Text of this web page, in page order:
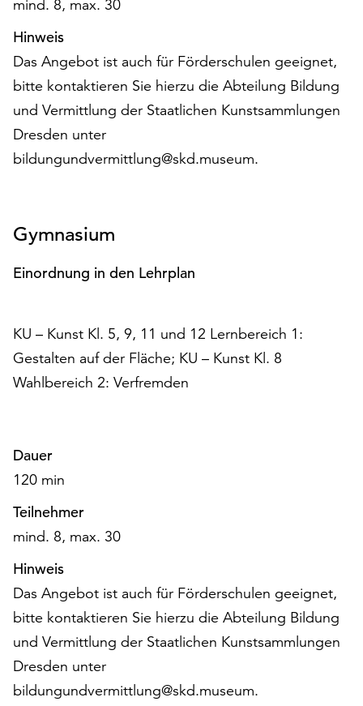
unserer
Datenschutzerklärung
oder
dem
Impressum
.
mind. 8, max. 30
Hinweis
Das Angebot ist auch für Förderschulen geeignet,
bitte kontaktieren Sie hierzu die Abteilung Bildung
und Vermittlung der Staatlichen Kunstsammlungen
Dresden unter
bildungundvermittlung@skd.museum.
Gymnasium
Einordnung in den Lehrplan
KU – Kunst Kl. 5, 9, 11 und 12 Lernbereich 1:
Gestalten auf der Fläche; KU – Kunst Kl. 8
Wahlbereich 2: Verfremden
Dauer
120 min
Teilnehmer
mind. 8, max. 30
Hinweis
Das Angebot ist auch für Förderschulen geeignet,
bitte kontaktieren Sie hierzu die Abteilung Bildung
und Vermittlung der Staatlichen Kunstsammlungen
Dresden unter
bildungundvermittlung@skd.museum.